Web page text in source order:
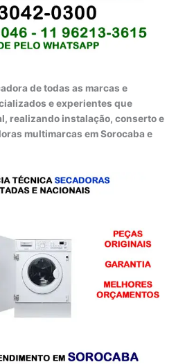
de todas as marcas e
e experientes que
realizando instalação, conserto e
multimarcas em Sorocaba e